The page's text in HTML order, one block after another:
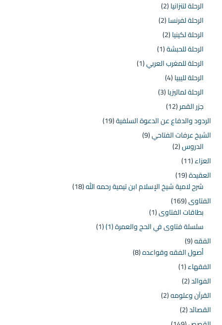
الرحلة لتنزانيا(2)
الرحلة لفرنسا(2)
الرحلة لكينيا(2)
الرحلة للحبشة(1)
الرحلة للمغرب العربي(1)
الرحلة لليبيا(4)
الرحلة لماليزيا(3)
جزر القمر(12)
الردود والدفاع عن الدعوة السلفية(19)
الشيخ عرفات الفتاحي(9)
الدروس(2)
العزاء(11)
العقيدة(19)
شرح لامية شيخ الإسلام ابن تيمية رحمه الله(18)
الفتاوى(169)
بطاقات الفتاوى(1)
سلسلة فتاوى في الحج والعمرة (1)
(1)
الفقه(9)
أصول الفقه وقواعده(8)
الفقهاء(1)
الفوائد(2)
القرآن وعلومه(2)
القصائد(2)